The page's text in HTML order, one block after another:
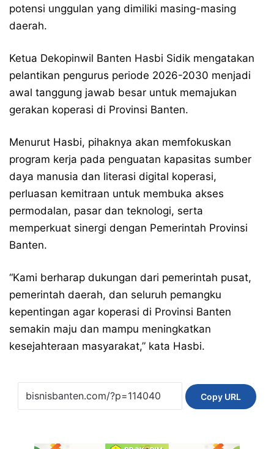
potensi unggulan yang dimiliki masing-masing
daerah.
Ketua Dekopinwil Banten Hasbi Sidik mengatakan
pelantikan pengurus periode 2026-2030 menjadi
awal tanggung jawab besar untuk memajukan
gerakan koperasi di Provinsi Banten.
Menurut Hasbi, pihaknya akan memfokuskan
program kerja pada penguatan kapasitas sumber
daya manusia dan literasi digital koperasi,
perluasan kemitraan untuk membuka akses
permodalan, pasar dan teknologi, serta
memperkuat sinergi dengan Pemerintah Provinsi
Banten.
“Kami berharap dukungan dari pemerintah pusat,
pemerintah daerah, dan seluruh pemangku
kepentingan agar koperasi di Provinsi Banten
semakin maju dan mampu meningkatkan
kesejahteraan masyarakat,” kata Hasbi.
Copy URL